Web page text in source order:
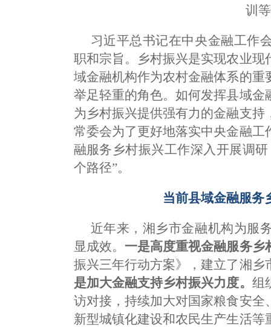
训
习近平总书记在中央金融工作
职和宗旨。乡村振兴是实现农业
域金融机构作为农村金融体系的
举足轻重的角色。如何发挥县域
为乡村振兴提供强有力的金融支
常委会为了更好地落实中央金融
融服务乡村振兴工作深入开展调
个路径”。
当前县域金融服务
近年来，湘乡市金融机构为服
显成效。 一是高度重视金融服务乡
振兴三年行动方案》，建立了湘
是加大金融支持乡村振兴力度。 组
访对接，持续加大对国家粮食安
新型城镇化建设和农民生产生活